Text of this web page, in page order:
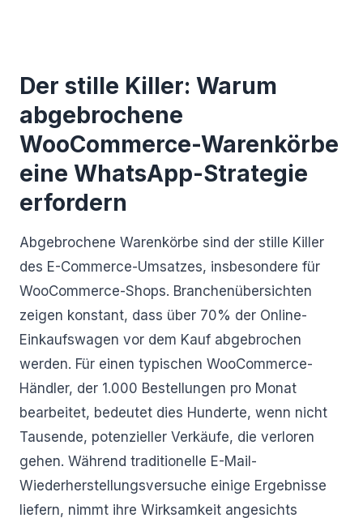
Der stille Killer: Warum
abgebrochene
WooCommerce-Warenkörbe
eine WhatsApp-Strategie
erfordern
Abgebrochene Warenkörbe sind der stille Killer
des E-Commerce-Umsatzes, insbesondere für
WooCommerce-Shops. Branchenübersichten
zeigen konstant, dass über 70% der Online-
Einkaufswagen vor dem Kauf abgebrochen
werden. Für einen typischen WooCommerce-
Händler, der 1.000 Bestellungen pro Monat
bearbeitet, bedeutet dies Hunderte, wenn nicht
Tausende, potenzieller Verkäufe, die verloren
gehen. Während traditionelle E-Mail-
Wiederherstellungsversuche einige Ergebnisse
liefern, nimmt ihre Wirksamkeit angesichts